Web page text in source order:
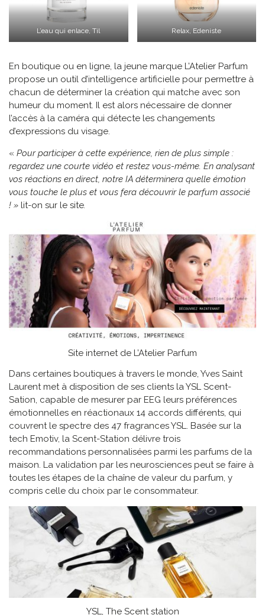
L’eau qui enlace, Til Relax, Edeniste
En boutique ou en ligne, la jeune marque L’Atelier Parfum
propose un outil d’intelligence artificielle pour permettre à
chacun de déterminer la création qui matche avec son
humeur du moment. Il est alors nécessaire de donner
l’accès à la caméra qui détecte les changements
d’expressions du visage.
« Pour participer à cette expérience, rien de plus simple :
regardez une courte vidéo et restez vous-même. En analysant
vos réactions en direct, notre IA déterminera quelle émotion
vous touche le plus et vous fera découvrir le parfum associé
! » lit-on sur le site.
Site internet de L’Atelier Parfum
Dans certaines boutiques à travers le monde, Yves Saint
Laurent met à disposition de ses clients la YSL Scent-
Sation, capable de mesurer par EEG leurs préférences
émotionnelles en réactionaux 14 accords différents, qui
couvrent le spectre des 47 fragrances YSL. Basée sur la
tech Emotiv, la Scent-Station délivre trois
recommandations personnalisées parmi les parfums de la
maison. La validation par les neurosciences peut se faire à
toutes les étapes de la chaîne de valeur du parfum, y
compris celle du choix par le consommateur.
YSL, The Scent station